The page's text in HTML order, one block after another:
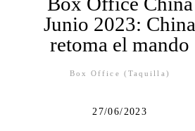
Junio 2023: China
retoma el mando
Box Office (Taquilla)
27/06/2023